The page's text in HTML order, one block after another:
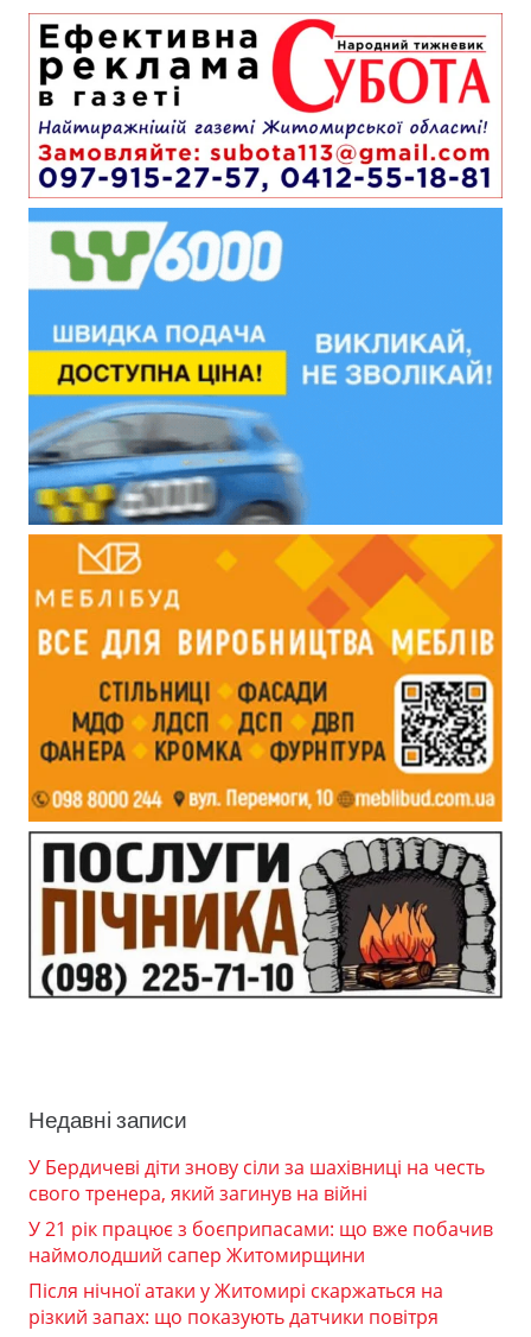
Недавні записи
У Бердичеві діти знову сіли за шахівниці на честь
свого тренера, який загинув на війні
У 21 рік працює з боєприпасами: що вже побачив
наймолодший сапер Житомирщини
Після нічної атаки у Житомирі скаржаться на
різкий запах: що показують датчики повітря